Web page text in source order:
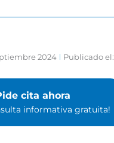
2024 Publicado el:
cita ahora
informativa gratuita!⁣